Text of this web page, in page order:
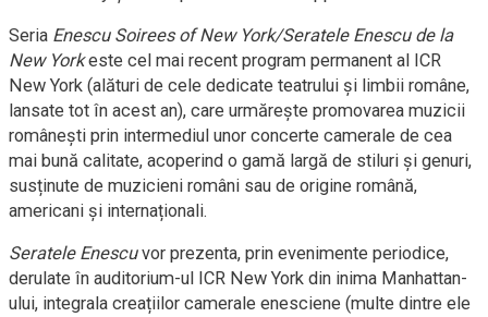
Seria Enescu Soirees of New York/Seratele Enescu de la
New Yorkeste cel mai recent program permanent al ICR
New York (alături de cele dedicate teatrului și limbii române,
lansate tot în acest an), care urmărește promovarea muzicii
românești prin intermediul unor concerte camerale de cea
mai bună calitate, acoperind o gamă largă de stiluri și genuri,
susținute de muzicieni români sau de origine română,
americani și internaționali.
Seratele Enescuvor prezenta, prin evenimente periodice,
derulate în auditorium-ul ICR New York din inima Manhattan-
ului, integrala creațiilor camerale enesciene (multe dintre ele